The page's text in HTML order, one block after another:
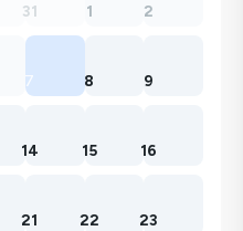
31 1 2
7 8 9
14 15 16
21 22 23